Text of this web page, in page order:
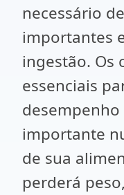
necessário
importantes
ingestão. Os
essenciais
importante
de sua
perderá